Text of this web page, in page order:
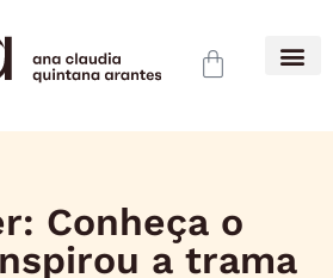
Conheça o
a trama